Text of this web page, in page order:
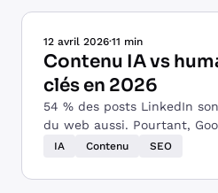
12 avril 2026·11 min
Contenu IA vs
clés en 2026
54 % des posts LinkedIn
du web aussi. Pourtant,
contenus humains en page
IA Contenu SEO